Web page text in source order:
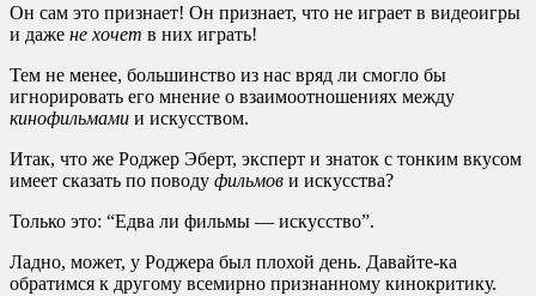
Он сам это признает! Он признает, что не играет в видеоигры
и даже не хочет в них играть!
Тем не менее, большинство из нас вряд ли смогло бы
игнорировать его мнение о взаимоотношениях между
кинофильмами и искусством.
Итак, что же Роджер Эберт, эксперт и знаток с тонким вкусом
имеет сказать по поводу фильмов и искусства?
Только это: “Едва ли фильмы — искусство”.
Ладно, может, у Роджера был плохой день. Давайте-ка
обратимся к другому всемирно признанному кинокритику.